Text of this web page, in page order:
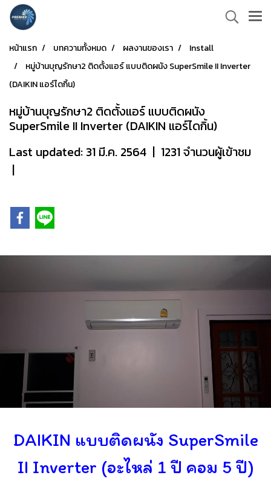
หน้าแรก บทความทั้งหมด ผลงานของเรา
Install
หมู่บ้านบุญรักษา2 ติดตั้งแอร์ แบบติดผนัง SuperSmile II Inverter
(DAIKIN แอร์ไดกิ้น)
หมู่บ้านบุญรักษา2 ติดตั้งแอร์ แบบติดผนัง
SuperSmile II Inverter (DAIKIN แอร์ไดกิ้น)
Last updated: 31 มี.ค. 2564 | 1231 จำนวนผู้เข้าชม
|
DAIKIN แบบติดผนัง SuperSmile
II Inverter (อะไหล่ 1 ปี คอม 5 ปี)